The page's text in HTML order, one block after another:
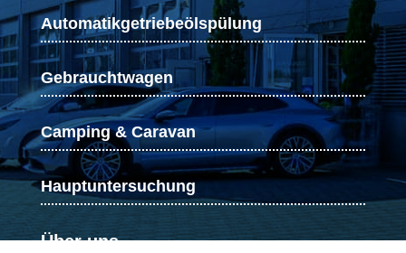
Automatikgetriebeölspülung
Gebrauchtwagen
Camping & Caravan
Hauptuntersuchung
Über uns